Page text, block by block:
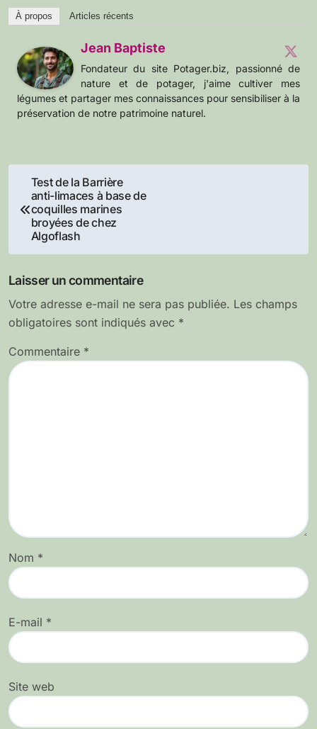
À propos Articles récents
Jean Baptiste
Fondateur du site Potager.biz, passionné de
nature et de potager, j'aime cultiver mes
légumes et partager mes connaissances pour sensibiliser à la
préservation de notre patrimoine naturel.
Navigation
de
l’article
Test de la Barrière
anti-limaces à base de
coquilles marines
broyées de chez
Algoflash
Laisser un commentaire
Votre adresse e-mail ne sera pas publiée. Les champs
obligatoires sont indiqués avec *
Commentaire *
Nom *
E-mail *
Site web